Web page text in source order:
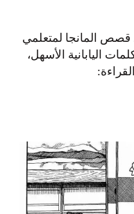
بـ 8 من أفضل قصص المانجا لمتعلمي
اليابانية الأسهل،